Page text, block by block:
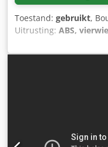
Toestand: gebruikt,
Uitrusting: ABS,
graafmachine Type:
Motorvermogen: 105
samenwerking met